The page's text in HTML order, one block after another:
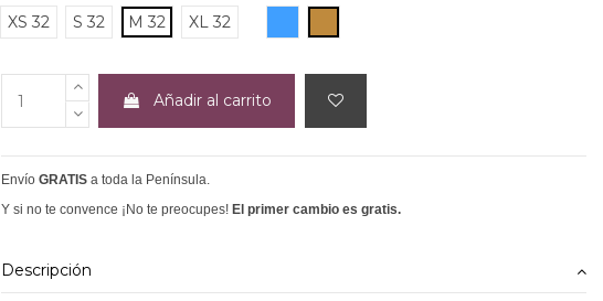
XS 32
S 32 M 32 XL 32
Añadir al carrito
Envío GRATIS a toda la Península.
Y si no te convence ¡No te preocupes! El primer cambio es gratis.
Descripción